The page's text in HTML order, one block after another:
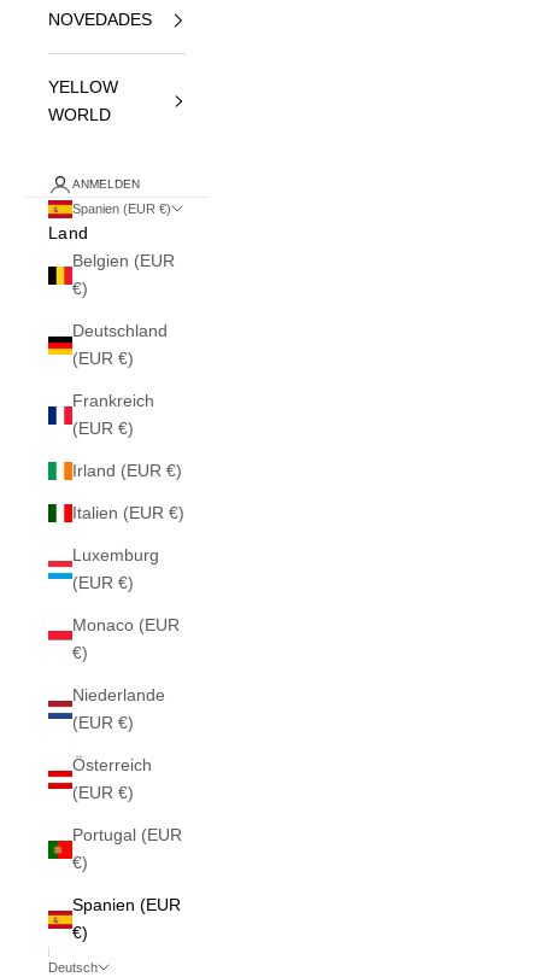
NOVEDADES
YELLOW
WORLD
ANMELDEN
Spanien (EUR €)
Land
Belgien (EUR
€)
Deutschland
(EUR €)
Frankreich
(EUR €)
Irland (EUR €)
Italien (EUR €)
Luxemburg
(EUR €)
Monaco (EUR
€)
Niederlande
(EUR €)
Österreich
(EUR €)
Portugal (EUR
€)
Spanien (EUR
€)
Deutsch